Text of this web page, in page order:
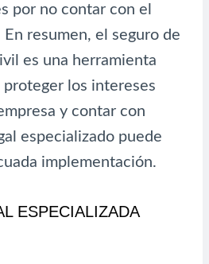
por no contar con el
resumen, el seguro de
es una herramienta
los intereses
y contar con
especializado puede
implementación.
ESPECIALIZADA